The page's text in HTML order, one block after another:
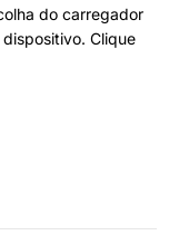
do carregador
Clique